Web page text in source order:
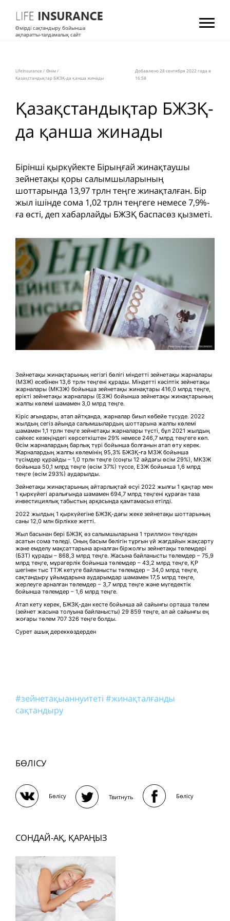
Өмірді сақтандыру бойынша
ақпаратты-талдамалық сайт
LifeInsurance / Өнім/
Қазақстандықтар БЖЗҚ-да қанша жинады
Добавлено 28 сентября 2022 года в
16:58
Қазақстандықтар БЖЗҚ-
да қанша жинады
Бірінші қыркүйекте Бірыңғай жинақтаушы
зейнетақы қоры салымшыларының
шоттарында 13,97 трлн теңге жинақталған. Бір
жыл ішінде сома 1,02 трлн теңгеге немесе 7,9%-
ға өсті, деп хабарлайды БЖЗҚ баспасөз қызметі.
Зейнетақы жинақтарының негізгі бөлігі міндетті зейнетақы жарналары
(МЗЖ) есебінен 13,6 трлн теңгені құрады. Міндетті кәсіптік зейнетақы
жарналары (МКЗЖ) бойынша зейнетақы жинақтары 416,0 млрд теңге,
ерікті зейнетақы жарналары (ЕЗЖ) бойынша зейнетақы жинақтарының
жалпы көлемі шамамен 3,0 млрд теңге.
Кіріс ағындары, атап айтқанда, жарналар биыл көбейе түсуде. 2022
жылдың сегіз айында салымшылардың шоттарына жалпы көлемі
шамамен 1,1 трлн теңге зейнетақы жарналары түсті, бұл 2021 жылдың
сәйкес кезеңіндегі көрсеткіштен 29% немесе 246,7 млрд теңгеге көп.
Өсім жарналардың барлық түрі бойынша болғанын атап өту керек.
Жарналардың жалпы көлемінің 95,3% БЖЗҚ-ға МЗЖ бойынша
түсімдер құрайды – 1,0 трлн теңге (соңғы 12 айдағы өсім 29%), МКЗЖ
бойынша 50,1 млрд теңге (өсім 37%) түссе, ЕЗЖ бойынша 1,6 млрд
теңге (өсім 293%) аударылды.
Зейнетақы жинақтарының айтарлықтай өсуі 2022 жылғы 1 қаңтар мен
1 қыркүйегі аралығында шамамен 694,7 млрд теңгені құраған таза
инвестициялық табыстың арқасында қамтамасыз етілді.
2022 жылдың 1 қыркүйегіне БЖЗҚ-дағы жеке зейнетақы шоттарының
саны 12,0 млн бірлікке жетті.
Жыл басынан бері БЖЗҚ өз салымшыларына 1 триллион теңгеден
асатын сома төледі. Оның басым бөлігін тұрғын үй жағдайын жақсарту
және емделу мақсаттарына арналған біржолғы зейнетақы төлемдері
(БЗТ) құрады – 868,3 млрд теңге. Жасына байланысты төлемдер – 75,9
млрд теңге, мұрагерлік бойынша төлемдер – 43,2 млрд теңге, ҚР
шегінен тыс ТТЖ кетуге байланысты төлемдер – 34,0 млрд теңге,
сақтандыру ұйымдарына аударымдар шамамен 17,5 млрд теңге,
жерлеуге арналған төлемдер – 3,7 млрд теңге және мүгедектік
бойынша төлемдер – 1,6 млрд теңге.
Атап кету керек, БЖЗҚ-дан кесте бойынша ай сайынғы орташа төлем
(зейнет жасына толуына байланысты) 29 859 теңге, ал ай сайынғы ең
жоғары төлем 707 326 теңге болды.
Сурет ашық дереккөздерден
#зейнетақыаннуитеті #жинақталғанды
сақтандыру
БӨЛІСУ
Бөлісу Твитнуть Бөлісу
СОНДАЙ-АҚ, ҚАРАҢЫЗ